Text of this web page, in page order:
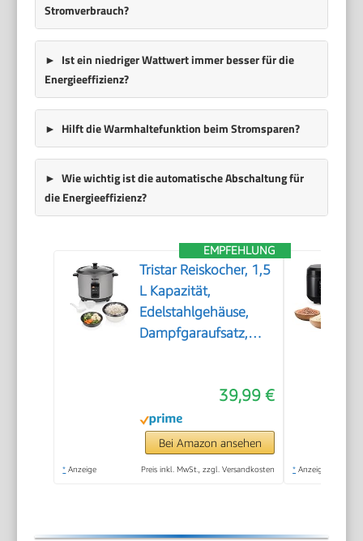
Stromverbrauch?
Ist ein niedriger Wattwert immer besser für die
Energieeffizienz?
Hilft die Warmhaltefunktion beim Stromsparen?
Wie wichtig ist die automatische Abschaltung für
die Energieeffizienz?
EMPFEHLUNG
Tristar Reiskocher, 1,5
L Kapazität,
Edelstahlgehäuse,
Dampfgaraufsatz,
Warmhaltefunktion,
500 W, RK-6145
39,99 €
Bei Amazon ansehen
* Anzeige Preis inkl. MwSt., zzgl. Versandkosten * Anzeige